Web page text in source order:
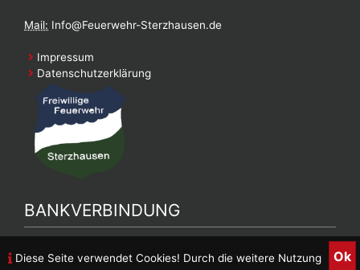
Diese Seite verwendet Cookies! Durch die weitere Nutzung Ok
Mail: Info@Feuerwehr-Sterzhausen.de
Impressum
Datenschutzerklärung
BANKVERBINDUNG
Bankverbindung Feuerwehrverein